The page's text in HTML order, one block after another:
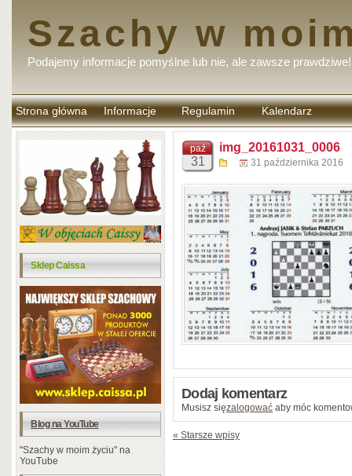
Szachy w
Podajemy informacje pomyślne lub nie, ale zawsze prawdziwe!
Strona główna Informacje Regulamin
komentarzy
Kalendarz
Sklep Caissa
Blog na YouTube
"Szachy w moim życiu" na
YouTube
paź
31
img_20161031_0006
31 października 2016
Dodaj komentarz
Musisz sięzalogować aby móc
« Starsze wpisy